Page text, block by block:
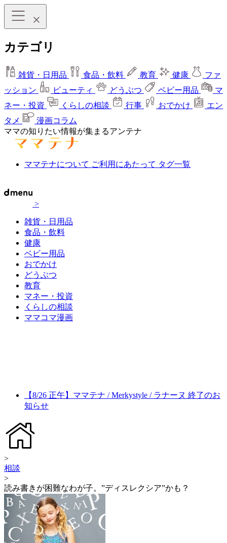
カテゴリ
雑貨・日用品 食品・飲料 教育 健康
ファ
ッション
ビューティ どうぶつ ベビー用品
マ
ネー・投資
くらしの相談 行事 おでかけ
エン
タメ
漫画コラム
ママの知りたい情報が集まるアンテナ
ママテナについて ご利用にあたって タグ一覧
>
雑貨・日用品
食品・飲料
健康
ベビー用品
おでかけ
どうぶつ
教育
マネー・投資
くらしの相談
ママコマ漫画
【8/26 正午】ママテナ / Merkystyle / ラナーヌ 終了のお
知らせ
>
相談
>
読み書きが困難なわが子。”ディスレクシア”かも？